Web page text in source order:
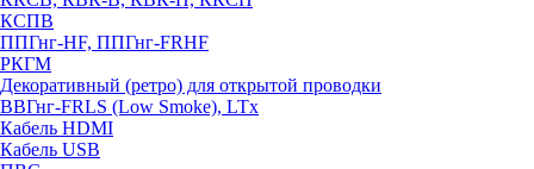
КСПВ
ППГнг-HF, ППГнг-FRHF
РКГМ
Декоративный (ретро) для открытой проводки
ВВГнг-FRLS (Low Smoke), LTx
Кабель HDMI
Кабель USB